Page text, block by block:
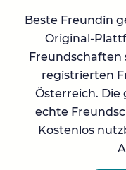
Beste Freundin
Original-
Freundschaften
registrierten
Österreich.
echte
Kostenlos